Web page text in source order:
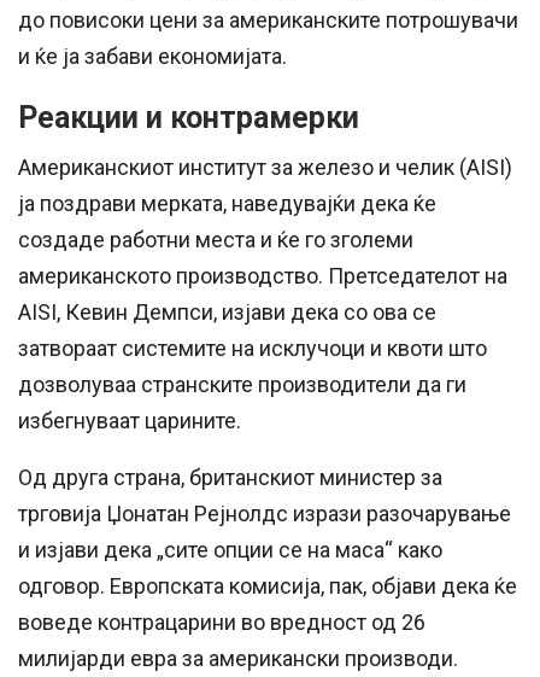
до повисоки цени за американските потрошувачи
и ќе ја забави економијата.
Реакции и контрамерки
Американскиот институт за железо и челик (AISI)
ја поздрави мерката, наведувајќи дека ќе
создаде работни места и ќе го зголеми
американското производство. Претседателот на
AISI, Кевин Демпси, изјави дека со ова се
затвораат системите на исклучоци и квоти што
дозволуваа странските производители да ги
избегнуваат царините.
Од друга страна, британскиот министер за
трговија Џонатан Рејнолдс изрази разочарување
и изјави дека „сите опции се на маса“ како
одговор. Европската комисија, пак, објави дека ќе
воведе контрацарини во вредност од 26
милијарди евра за американски производи.